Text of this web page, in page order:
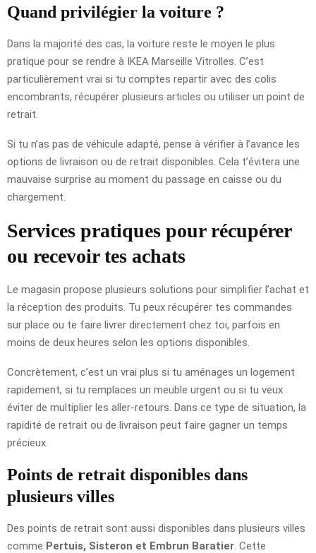
Quand privilégier la voiture ?
Dans la majorité des cas, la voiture reste le moyen le plus
pratique pour se rendre à IKEA Marseille Vitrolles. C’est
particulièrement vrai si tu comptes repartir avec des colis
encombrants, récupérer plusieurs articles ou utiliser un point de
retrait.
Si tu n’as pas de véhicule adapté, pense à vérifier à l’avance les
options de livraison ou de retrait disponibles. Cela t’évitera une
mauvaise surprise au moment du passage en caisse ou du
chargement.
Services pratiques pour récupérer
ou recevoir tes achats
Le magasin propose plusieurs solutions pour simplifier l’achat et
la réception des produits. Tu peux récupérer tes commandes
sur place ou te faire livrer directement chez toi, parfois en
moins de deux heures selon les options disponibles.
Concrètement, c’est un vrai plus si tu aménages un logement
rapidement, si tu remplaces un meuble urgent ou si tu veux
éviter de multiplier les aller-retours. Dans ce type de situation, la
rapidité de retrait ou de livraison peut faire gagner un temps
précieux.
Points de retrait disponibles dans
plusieurs villes
Des points de retrait sont aussi disponibles dans plusieurs villes
comme Pertuis, Sisteron et Embrun Baratier . Cette